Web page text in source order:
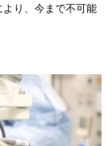
り、今まで不可能